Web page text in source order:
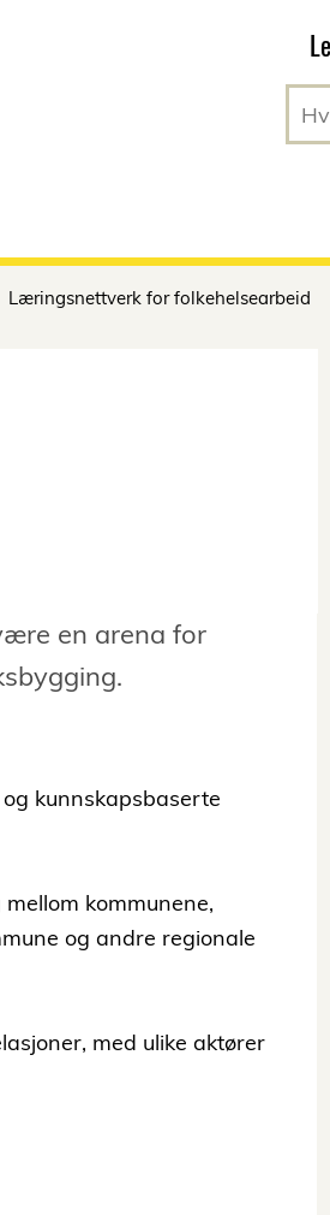
Læringsnettverk for folkehelsearbeid
en arena for
kunnskapsbaserte
kommunene,
og andre regionale
med ulike aktører